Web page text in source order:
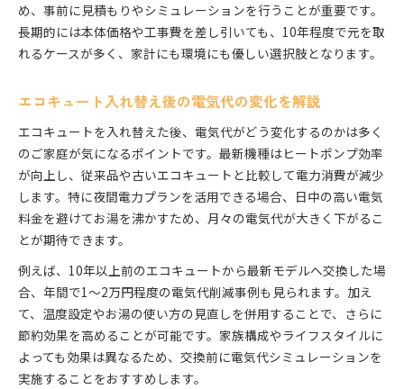
め、事前に見積もりやシミュレーションを行うことが重要です。
長期的には本体価格や工事費を差し引いても、10年程度で元を取
れるケースが多く、家計にも環境にも優しい選択肢となります。
エコキュート入れ替え後の電気代の変化を解説
エコキュートを入れ替えた後、電気代がどう変化するのかは多く
のご家庭が気になるポイントです。最新機種はヒートポンプ効率
が向上し、従来品や古いエコキュートと比較して電力消費が減少
します。特に夜間電力プランを活用できる場合、日中の高い電気
料金を避けてお湯を沸かすため、月々の電気代が大きく下がるこ
とが期待できます。
例えば、10年以上前のエコキュートから最新モデルへ交換した場
合、年間で1～2万円程度の電気代削減事例も見られます。加え
て、温度設定やお湯の使い方の見直しを併用することで、さらに
節約効果を高めることが可能です。家族構成やライフスタイルに
よっても効果は異なるため、交換前に電気代シミュレーションを
実施することをおすすめします。